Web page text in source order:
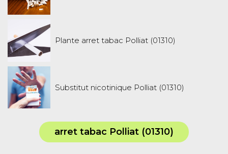
Plante arret tabac Polliat (01310)
Substitut nicotinique Polliat (01310)
arret tabac Polliat (01310)